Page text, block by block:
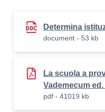
Determina
document - 53 kb
La scuola a
Vademecum ed.
pdf - 41019 kb